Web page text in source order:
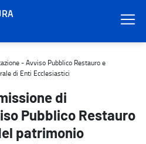
- Avviso Pubblico
- Avviso Pubblico Restauro e
di Enti Ecclesiastici
di
Pubblico Restauro
patrimonio